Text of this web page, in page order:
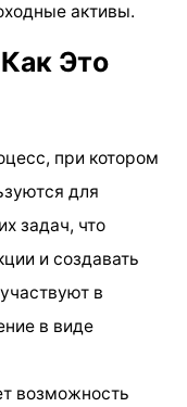
активы.
Это
при котором
для
задач, что
и создавать
в
в виде
возможность